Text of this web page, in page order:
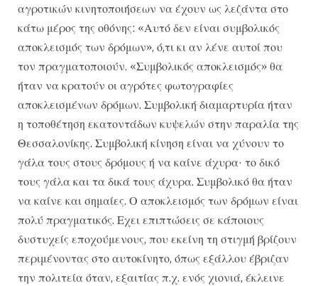
αγροτικών κινητοποιήσεων να έχουν ως λεζάντα στο
κάτω μέρος της οθόνης: «Αυτό δεν είναι συμβολικός
αποκλεισμός των δρόμων», ό,τι κι αν λένε αυτοί που
τον πραγματοποιούν. «Συμβολικός αποκλεισμός» θα
ήταν να κρατούν οι αγρότες φωτογραφίες
αποκλεισμένων δρόμων. Συμβολική διαμαρτυρία ήταν
η τοποθέτηση εκατοντάδων κυψελών στην παραλία της
Θεσσαλονίκης. Συμβολική κίνηση είναι να χύνουν το
γάλα τους στους δρόμους ή να καίνε άχυρα· το δικό
τους γάλα και τα δικά τους άχυρα. Συμβολικό θα ήταν
να καίνε και σημαίες. Ο αποκλεισμός των δρόμων είναι
πολύ πραγματικός. Εχει επιπτώσεις σε κάποιους
δυστυχείς εποχούμενους, που εκείνη τη στιγμή βρίζουν
περιμένοντας στο αυτοκίνητο, όπως εξάλλου έβριζαν
την πολιτεία όταν, εξαιτίας π.χ. ενός χιονιά, έκλεινε